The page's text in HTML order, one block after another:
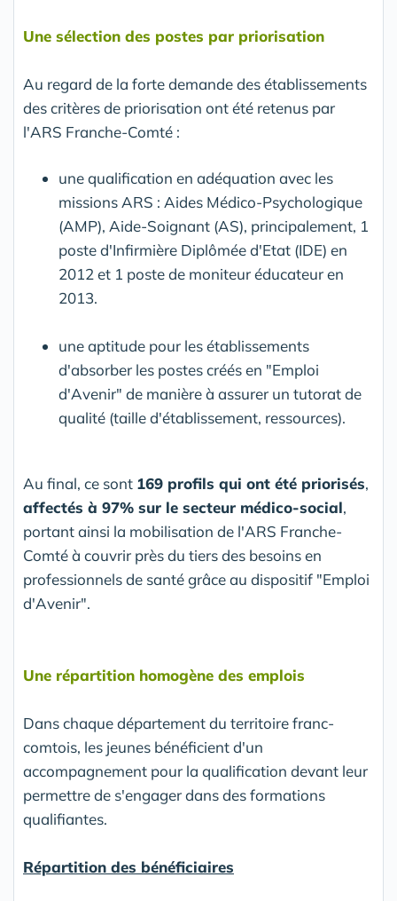
Une sélection des postes par priorisation
Au regard de la forte demande des établissements
des critères de priorisation ont été retenus par
l'ARS Franche-Comté :
une qualification en adéquation avec les
missions ARS : Aides Médico-Psychologique
(AMP), Aide-Soignant (AS), principalement, 1
poste d'Infirmière Diplômée d'Etat (IDE) en
2012 et 1 poste de moniteur éducateur en
2013.
une aptitude pour les établissements
d'absorber les postes créés en "Emploi
d'Avenir" de manière à assurer un tutorat de
qualité (taille d'établissement, ressources).
Au final, ce sont 169 profils qui ont été priorisés,
affectés à 97% sur le secteur médico-social,
portant ainsi la mobilisation de l'ARS Franche-
Comté à couvrir près du tiers des besoins en
professionnels de santé grâce au dispositif "Emploi
d'Avenir".
Une répartition homogène des emplois
Dans chaque département du territoire franc-
comtois, les jeunes bénéficient d'un
accompagnement pour la qualification devant leur
permettre de s'engager dans des formations
qualifiantes.
Répartition des bénéficiaires